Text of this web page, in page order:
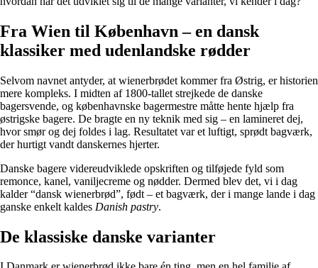
Fra Wien til København – en dansk
klassiker med udenlandske rødder
Selvom navnet antyder, at wienerbrødet kommer fra Østrig, er historien
mere kompleks. I midten af 1800-tallet strejkede de danske
bagersvende, og københavnske bagermestre måtte hente hjælp fra
østrigske bagere. De bragte en ny teknik med sig – en lamineret dej,
hvor smør og dej foldes i lag. Resultatet var et luftigt, sprødt bagværk,
der hurtigt vandt danskernes hjerter.
Danske bagere videreudviklede opskriften og tilføjede fyld som
remonce, kanel, vaniljecreme og nødder. Dermed blev det, vi i dag
kalder “dansk wienerbrød”, født – et bagværk, der i mange lande i dag
ganske enkelt kaldes Danish pastry.
De klassiske danske varianter